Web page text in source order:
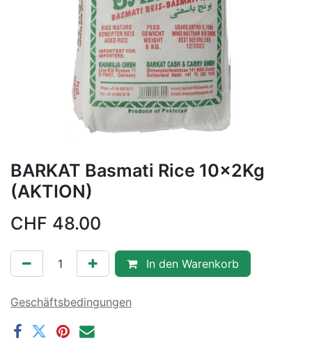
BARKAT Basmati Rice 10x2Kg
(AKTION)
CHF 48.00
In den Warenkorb
Geschäftsbedingungen